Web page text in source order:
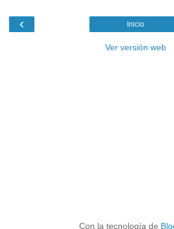
‹ Inicio
Ver versión web
Con la tecnología de